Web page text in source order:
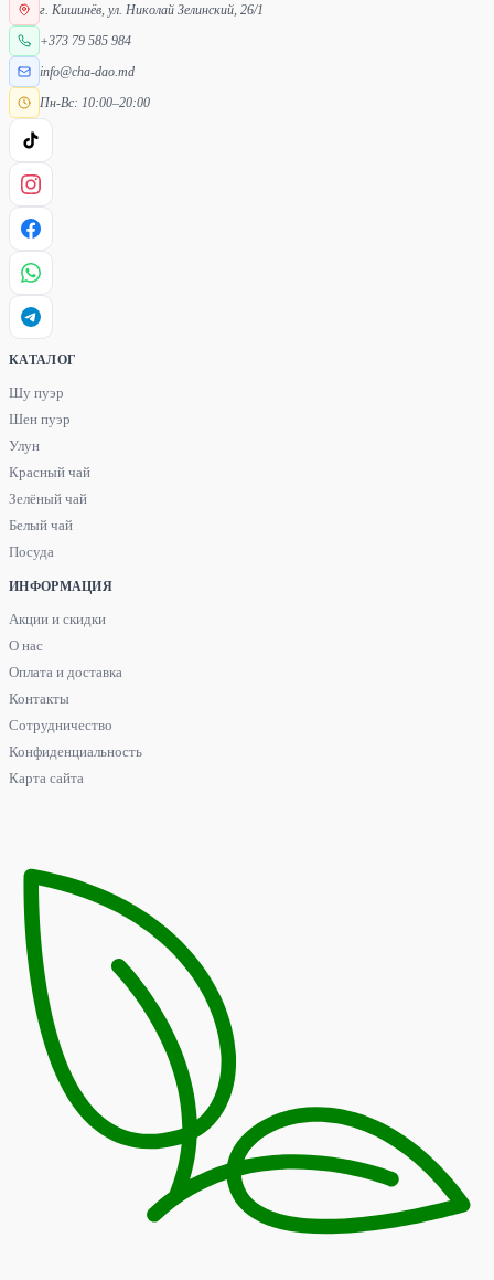
г. Кишинёв, ул. Николай Зелинский, 26/1
+373 79 585 984
info@cha-dao.md
Пн-Вс: 10:00–20:00
КАТАЛОГ
Шу пуэр
Шен пуэр
Улун
Красный чай
Зелёный чай
Белый чай
Посуда
ИНФОРМАЦИЯ
Акции и скидки
О нас
Оплата и доставка
Контакты
Сотрудничество
Конфиденциальность
Карта сайта